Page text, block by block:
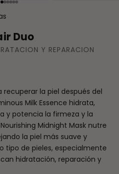
Ir al artículo 1
Ir al artículo 2
Ir al artículo 3
Ir al artículo 4
Ir al artículo 5
Ir al artículo 6
Duo
Y REPARACION
la piel después del
Milk Essence hidrata,
y potencia la firmeza y la
Midnight Mask nutre
la piel más suave y
tipo de pieles, especialmente
hidratación, reparación y